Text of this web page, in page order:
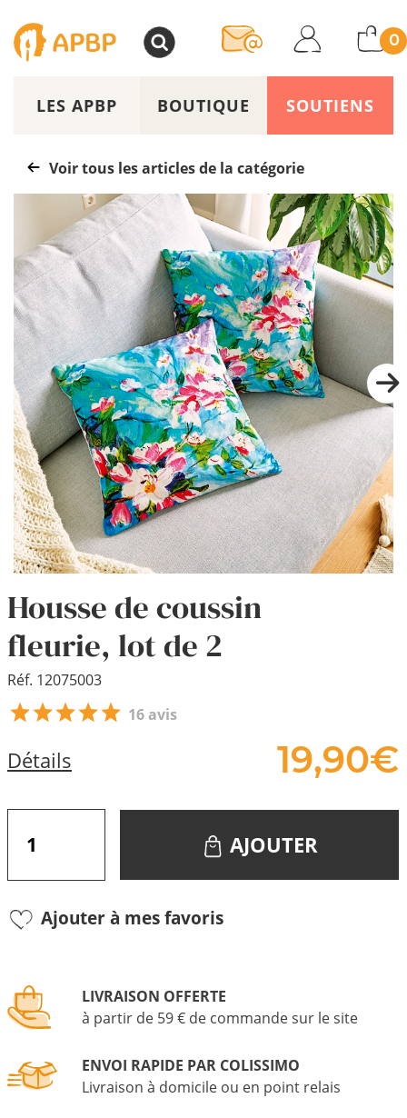
0
LES APBP BOUTIQUE SOUTIENS
Voir tous les articles de la catégorie
Housse de coussin
fleurie, lot de 2
Réf. 12075003
16 avis
Détails 19,90€
AJOUTER
Ajouter à mes favoris
LIVRAISON OFFERTE
à partir de 59 € de commande sur le site
ENVOI RAPIDE PAR COLISSIMO
Livraison à domicile ou en point relais